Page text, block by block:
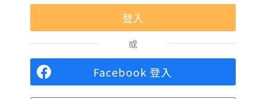
或
Facebook 登入